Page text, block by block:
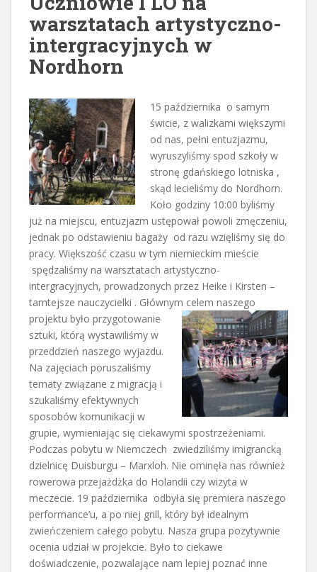
warsztatach artystyczno-
intergracyjnych w
Nordhorn
15 października o samym
świcie, z walizkami większymi
od nas, pełni entuzjazmu,
wyruszyliśmy spod szkoły w
stronę gdańskiego lotniska ,
skąd lecieliśmy do Nordhorn.
Koło godziny 10:00 byliśmy
już na miejscu, entuzjazm ustępował powoli zmęczeniu,
jednak po odstawieniu bagaży od razu wzięliśmy się do
pracy. Większość czasu w tym niemieckim mieście
spędzaliśmy na warsztatach artystyczno-
intergracyjnych, prowadzonych przez Heike i Kirsten –
tamtejsze nauczycielki . Głównym celem naszego
projektu było przygotowanie
sztuki, którą wystawiliśmy w
przeddzień naszego wyjazdu.
Na zajęciach poruszaliśmy
tematy związane z migracją i
szukaliśmy efektywnych
sposobów komunikacji w
grupie, wymieniając się ciekawymi spostrzeżeniami.
Podczas pobytu w Niemczech zwiedziliśmy imigrancką
dzielnicę Duisburgu – Marxloh. Nie ominęła nas również
rowerowa przejażdżka do Holandii czy wizyta w
meczecie. 19 października odbyła się premiera naszego
performance’u, a po niej grill, który był idealnym
zwieńczeniem całego pobytu. Nasza grupa pozytywnie
ocenia udział w projekcie. Było to ciekawe
doświadczenie, pozwalające nam lepiej poznać inne